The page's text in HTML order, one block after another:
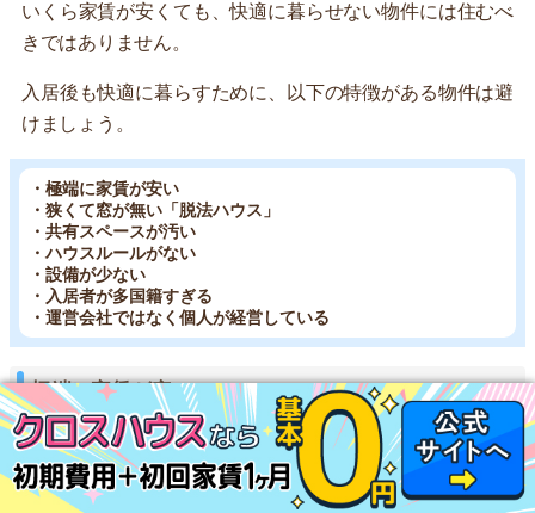
いくら家賃が安くても、快適に暮らせない物件には住むべ
きではありません。
入居後も快適に暮らすために、以下の特徴がある物件は避
けましょう。
・極端に家賃が安い
・狭くて窓が無い「脱法ハウス」
・共有スペースが汚い
・ハウスルールがない
・設備が少ない
・入居者が多国籍すぎる
・運営会社ではなく個人が経営している
極端に家賃が安い
家賃が1万円など、格安すぎるシェアハウスは避けましょ
う。何らかの問題を抱えている可能性が高いからです。